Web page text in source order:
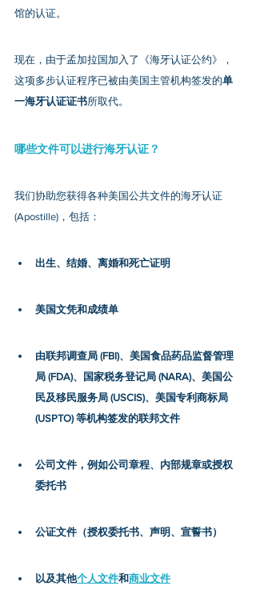
馆的认证。
现在，由于孟加拉国加入了《海牙认证公约》，
这项多步认证程序已被由美国主管机构签发的单
一海牙认证证书所取代。
哪些文件可以进行海牙认证？
我们协助您获得各种美国公共文件的海牙认证
(Apostille)，包括：
出生、结婚、离婚和死亡证明
美国文凭和成绩单
由联邦调查局 (FBI)、美国食品药品监督管理
局 (FDA)、国家税务登记局 (NARA)、美国公
民及移民服务局 (USCIS)、美国专利商标局
(USPTO) 等机构签发的联邦文件
公司文件，例如公司章程、内部规章或授权
委托书
公证文件（授权委托书、声明、宣誓书​​）
以及其他个人文件和商业文件